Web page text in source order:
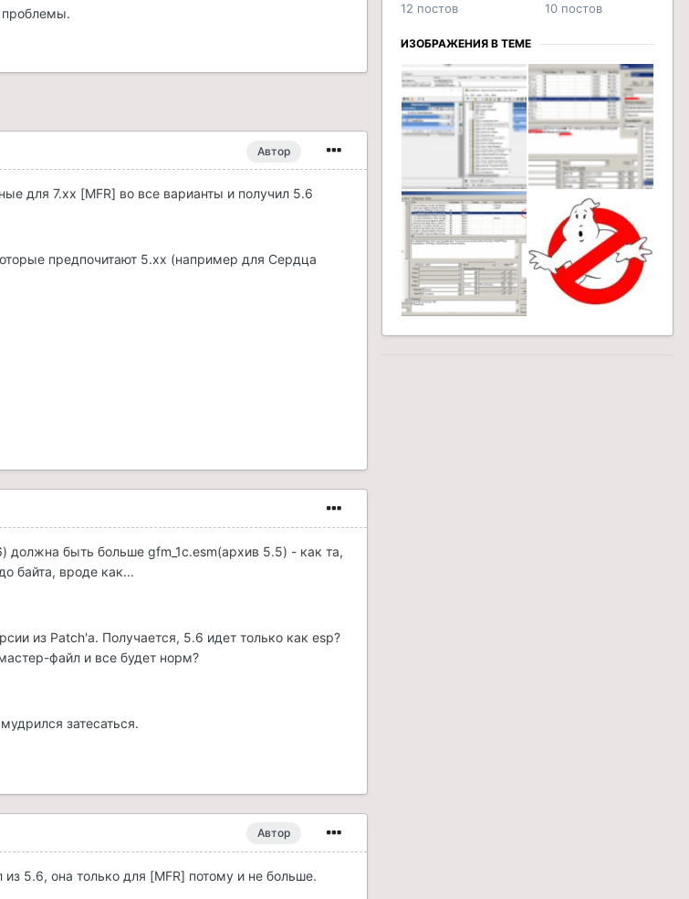
проблемы.
Автор
для 7.хх [MFR] во все варианты и получил 5.6
предпочитают 5.хх (например для Сердца
быть больше gfm_1c.esm(архив 5.5) - как та,
байта, вроде как...
из Patch'a. Получается, 5.6 идет только как esp?
файл и все будет норм?
затесаться.
Автор
5.6, она только для [MFR] потому и не больше.
12 постов
10 постов
ИЗОБРАЖЕНИЯ В ТЕМЕ